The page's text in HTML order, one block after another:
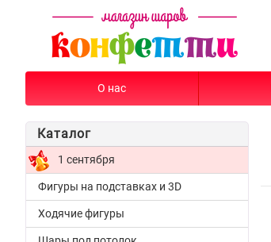
О нас
Каталог
1 сентября
Фигуры на подставках и 3D
Ходячие фигуры